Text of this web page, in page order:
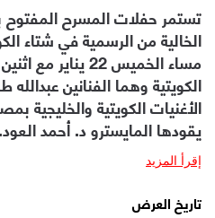
تستمر حفلات المسرح المفتوح
الخالية من الرسمية في شتاء
مساء الخميس 22
الكويتية وهما الفنانين
الأغنيات الكويتية والخليجية
يقودها المايسترو د. أحمد العود.
إقرأ المزيد
تاريخ العرض